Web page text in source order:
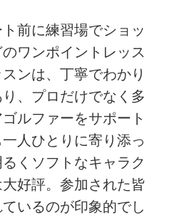
前に練習場でショッ
ワンポイントレッス
ンは、丁寧でわかり
、プロだけでなく多
ルファーをサポート
人ひとりに寄り添っ
くソフトなキャラク
好評。参加された皆
いるのが印象的でし